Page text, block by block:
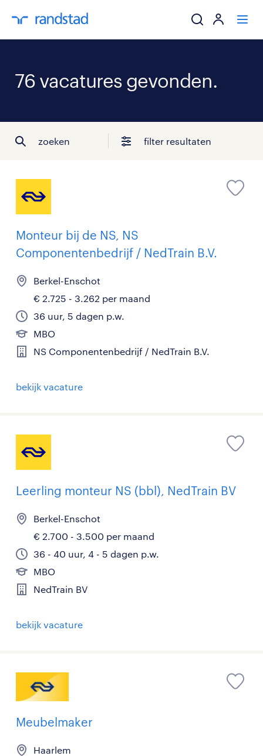
ik zoek een
76 vacatures gevonden.
zoeken filter resultaten
Monteur bij de NS, NS
Componentenbedrijf / NedTrain B.V.
Berkel-Enschot
€ 2.725 - 3.262 per maand
36 uur, 5 dagen p.w.
MBO
NS Componentenbedrijf / NedTrain B.V.
bekijk vacature
Leerling monteur NS (bbl), NedTrain BV
Berkel-Enschot
€ 2.700 - 3.500 per maand
36 - 40 uur, 4 - 5 dagen p.w.
MBO
NedTrain BV
bekijk vacature
Meubelmaker
Haarlem